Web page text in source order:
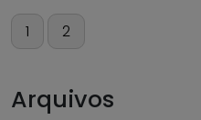
Paginação
posts
1 2
Arquivos